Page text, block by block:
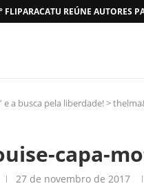
FLIPARACATU REÚNE AUTORES
e a busca pela liberdade!>
capa-
27 de novembro de 2017